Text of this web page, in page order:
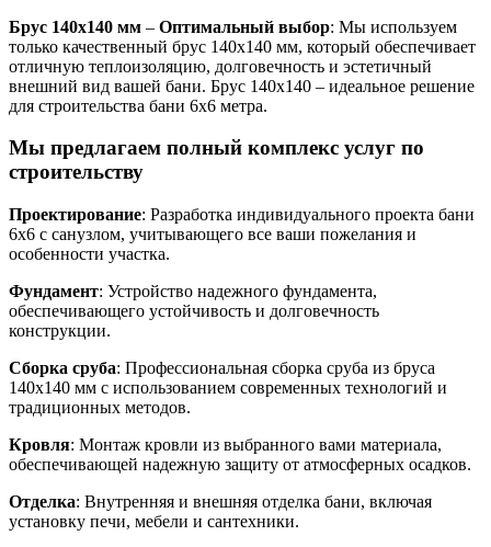
Брус 140х140 мм – Оптимальный выбор: Мы используем
только качественный брус 140х140 мм, который обеспечивает
отличную теплоизоляцию, долговечность и эстетичный
внешний вид вашей бани. Брус 140х140 – идеальное решение
для строительства бани 6х6 метра.
Мы предлагаем полный комплекс услуг по
строительству
Проектирование: Разработка индивидуального проекта бани
6х6 с санузлом, учитывающего все ваши пожелания и
особенности участка.
Фундамент: Устройство надежного фундамента,
обеспечивающего устойчивость и долговечность
конструкции.
Сборка сруба: Профессиональная сборка сруба из бруса
140х140 мм с использованием современных технологий и
традиционных методов.
Кровля: Монтаж кровли из выбранного вами материала,
обеспечивающей надежную защиту от атмосферных осадков.
Отделка: Внутренняя и внешняя отделка бани, включая
установку печи, мебели и сантехники.